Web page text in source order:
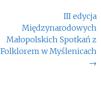
III edycja
Międzynarodowych
Małopolskich Spotkań z
Folklorem w Myślenicach
→